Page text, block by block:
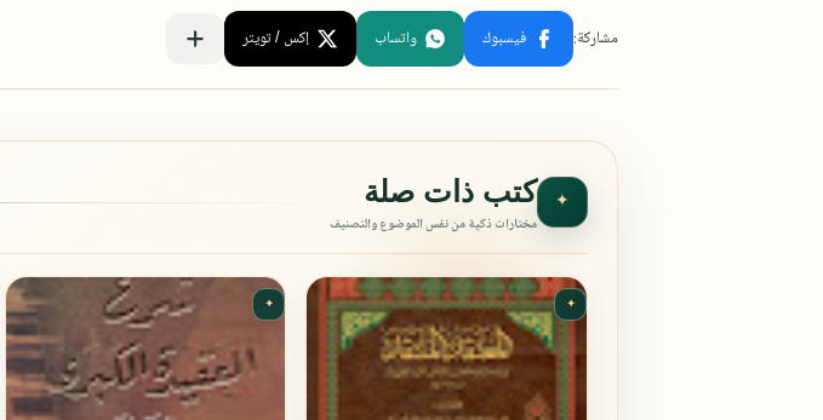
✦ كتب ذات صلة
مختارات ذكية من نفس الموضوع والتصنيف
✦
✦